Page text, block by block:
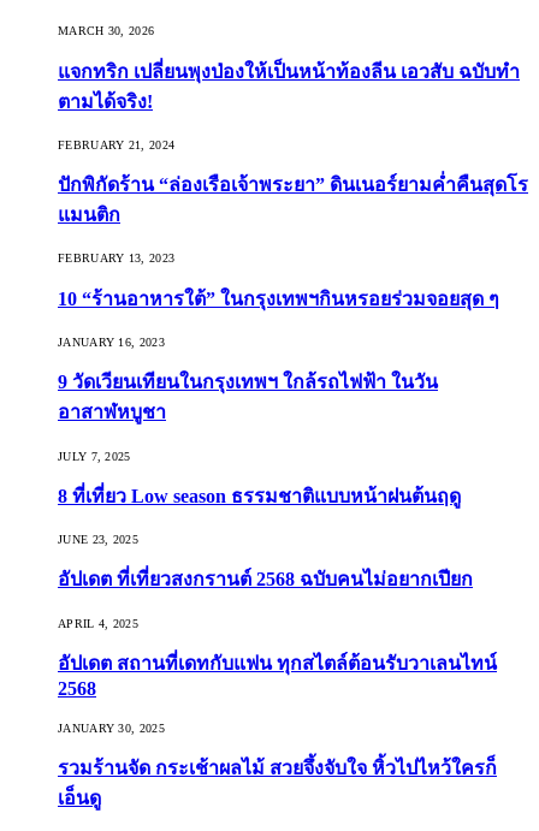
MARCH 30, 2026
แจกทริก เปลี่ยนพุงป่องให้เป็นหน้าท้องลีน เอวสับ ฉบับทำ
ตามได้จริง!
FEBRUARY 21, 2024
ปักพิกัดร้าน “ล่องเรือเจ้าพระยา” ดินเนอร์ยามค่ำคืนสุดโร
แมนติก
FEBRUARY 13, 2023
10 “ร้านอาหารใต้” ในกรุงเทพฯกินหรอยร่วมจอยสุด ๆ
JANUARY 16, 2023
9 วัดเวียนเทียนในกรุงเทพฯ ใกล้รถไฟฟ้า ในวัน
อาสาฬหบูชา
JULY 7, 2025
8 ที่เที่ยว Low season ธรรมชาติแบบหน้าฝนต้นฤดู️
JUNE 23, 2025
อัปเดต ที่เที่ยวสงกรานต์ 2568 ฉบับคนไม่อยากเปียก
APRIL 4, 2025
อัปเดต สถานที่เดทกับแฟน ทุกสไตล์ต้อนรับวาเลนไทน์
2568
JANUARY 30, 2025
รวมร้านจัด กระเช้าผลไม้ สวยจึ้งจับใจ หิ้วไปไหว้ใครก็
เอ็นดู